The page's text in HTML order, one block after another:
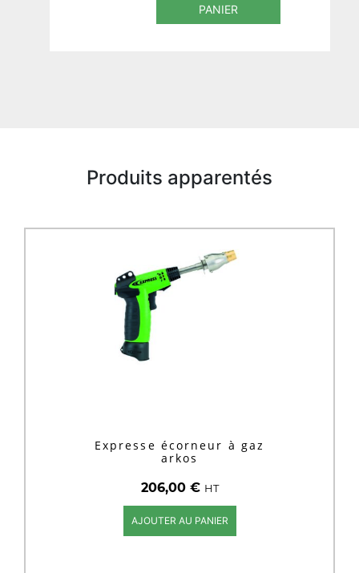
PANIER
Produits apparentés
Expresse écorneur à gaz
arkos
206,00 € HT
AJOUTER AU PANIER